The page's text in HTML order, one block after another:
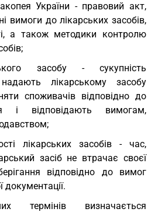
України - правовий акт,
вимоги до лікарських засобів,
а також методики контролю
засобу - сукупність
лікарському засобу
споживачів відповідно до
і відповідають вимогам,
лікарських засобів - час,
засіб не втрачає своєї
відповідно до вимог
документації.
термінів визначається